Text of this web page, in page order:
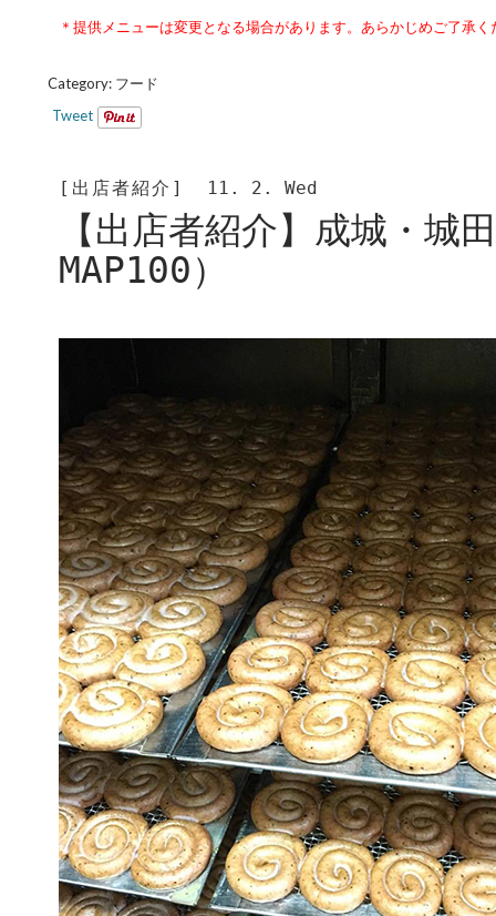
＊提供メニューは変更となる場合があります。あらかじめご了承く
Category: フード
Tweet
[出店者紹介] 11. 2. Wed
【出店者紹介】成城・城
MAP100）